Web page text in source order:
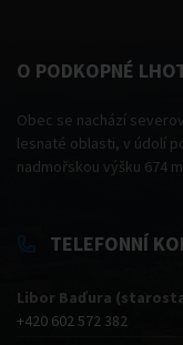
O PODKOPNÉ
Obec se nachází
lesnaté oblasti, v údolí
nadmořskou výšku 674
TELEFONNÍ
Libor Baďura
+420 602 572 382